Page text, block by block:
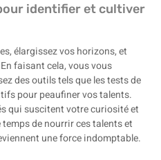
identifier et cultiver
élargissez vos horizons, et
faisant cela, vous vous
des outils tels que les tests de
pour peaufiner vos talents.
qui suscitent votre curiosité et
de nourrir ces talents et
une force indomptable.